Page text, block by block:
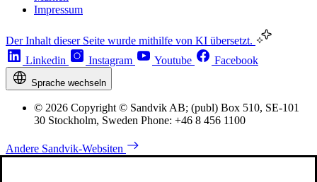
Impressum
Der Inhalt dieser Seite wurde mithilfe von KI übersetzt.
Linkedin
Instagram Youtube Facebook
Sprache wechseln
© 2026 Copyright © Sandvik AB; (publ) Box 510, SE-101
30 Stockholm, Sweden Phone: +46 8 456 1100
Andere Sandvik-Websiten